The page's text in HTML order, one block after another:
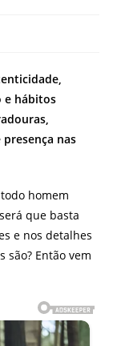
e hábitos
nas
homem
que basta
e nos detalhes
Então vem